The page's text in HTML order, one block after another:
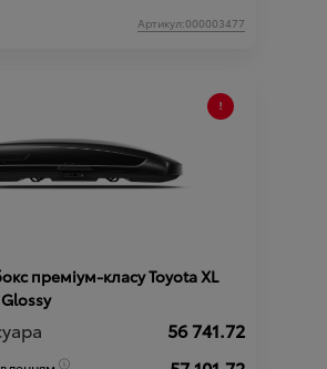
Артикул:000003477
класу Toyota XL
56 741.72